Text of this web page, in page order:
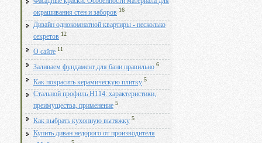
окрашивания стен и заборов 16
Дизайн однокомнатной квартиры - несколько
секретов 12
О сайте 11
Заливаем фундамент для бани правильно 6
Как покрасить керамическую плитку 5
Стальной профиль Н114: характеристики,
преимущества, применение 5
Как выбрать кухонную вытяжку 5
Купить диван недорого от производителя